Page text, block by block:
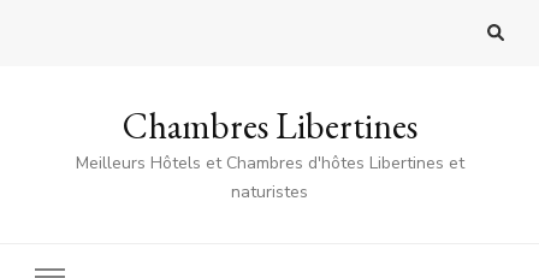
Chambres Libertines
Meilleurs Hôtels et Chambres d'hôtes Libertines et
naturistes